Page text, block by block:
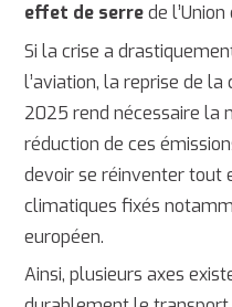
effet de serrede
Si la crise a
l’aviation, la reprise de
2025 rend nécessaire la
réduction de ces
devoir se réinventer tout
climatiques fixés
européen.
Ainsi, plusieurs axes